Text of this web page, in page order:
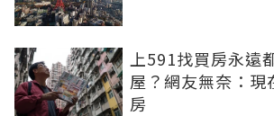
上591找買房永遠
屋？網友無奈：現
房